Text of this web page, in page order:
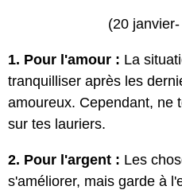
(20
1. Pour l'amour : La
tranquilliser après les
amoureux. Cependant, ne
sur tes lauriers.
2. Pour l'argent : Les
s'améliorer, mais garde à